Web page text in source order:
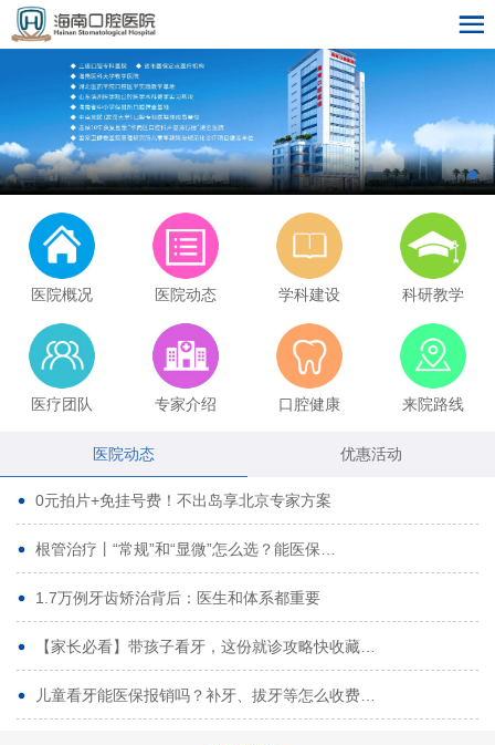
医院概况 医院动态 学科建设 科研教学
医疗团队 专家介绍 口腔健康 来院路线
医院动态 优惠活动
0元拍片+免挂号费！不出岛享北京专家方案
根管治疗丨“常规”和“显微”怎么选？能医保…
1.7万例牙齿矫治背后：医生和体系都重要
【家长必看】带孩子看牙，这份就诊攻略快收藏…
儿童看牙能医保报销吗？补牙、拔牙等怎么收费…